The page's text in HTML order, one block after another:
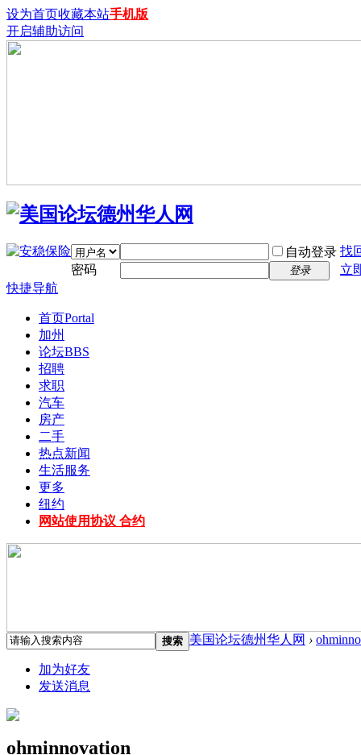
设为首页收藏本站手机版
开启辅助访问
自动登录 找
密码
登录
立
快捷导航
首页Portal
加州
论坛BBS
招聘
求职
汽车
房产
二手
热点新闻
生活服务
更多
纽约
网站使用协议 合约
搜索 美国论坛德州华人网 ›
加为好友
发送消息
ohminnovation